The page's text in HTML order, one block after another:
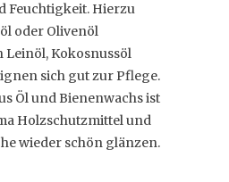
Feuchtigkeit. Hierzu
oder Olivenöl
Leinöl, Kokosnussöl
sich gut zur Pflege.
Öl und Bienenwachs ist
Holzschutzmittel und
wieder schön glänzen.